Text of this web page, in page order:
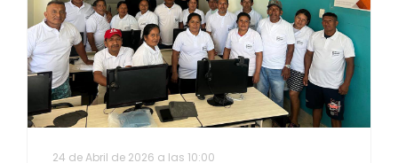
24 de Abril de 2026 a las 10:00